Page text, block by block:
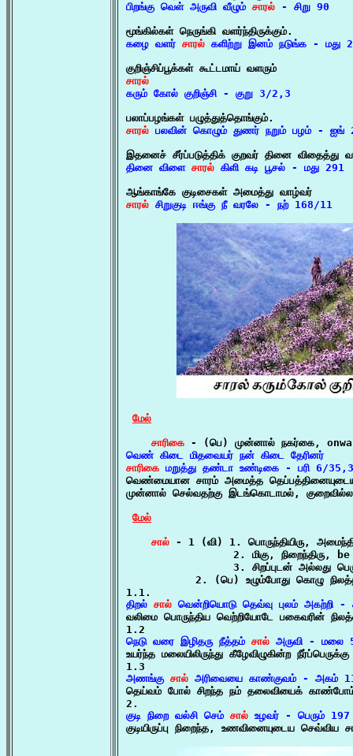
பிறங்கு வெள் அருவி வீழும் சாரல் - சிறு 90
கழை வளர் சாரல் களிற்று இனம் நடுங்க - மது
சாரல்
கரும் கோல் குறிஞ்சி - குறு 3/2,3
சாரல் பலவின் கொழும் துணர் நறும் பழம் - ஐங்
தினை விளை சாரல் கிளி கடி பூசல் - மது 291
சாரல் சிறுகுடி ஈங்கு நீ வரலே - நற் 168/11
மேல்
சாரிகை
சாரிகை மறுத்து தண்டா உண்டிகை - பரி 6/
வெண்மையான சாரம் அமைத்த
முன்னால் செல்வதற்கு இடங்கொடாமல்,
மேல்
சால் - 1 (வி) 1. பொருந்தியிரு,
2. மிகு, நிறைந்திரு,
3. சிறப்புடன் அல்லது
2. (பெ) உழும்போது கொழு
திறல் சால் வென்றியொடு தெவ்வு புலம் அகற்றி -
வலிமை பொருந்திய வெற்றியோடே பகைவரின்
நெடு வரை இழிதரு நீத்தம் சால் அருவி - மலை
உயர்ந்த மலையிலிருந்து கீழேவிழுகின்ற
அணங்கு சால் அரிவையை காண்குவம் - அகம்
தெய்வம் போல் சிறந்த நம் தலைவியைக்
குடி நிறை வல்சி செம் சால் உழவர் - பெரும் 197
குடியிருப்பு நிறைந்த, உணவினையுடைய செவ்விய